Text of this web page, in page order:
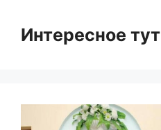
contentИнтересное тут